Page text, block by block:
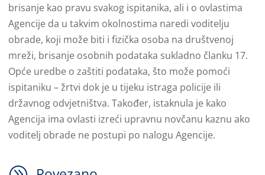
brisanje kao pravu svakog ispitanika, ali i o ovlastima
Agencije da u takvim okolnostima naredi voditelju
obrade, koji može biti i fizička osoba na društvenoj
mreži, brisanje osobnih podataka sukladno članku 17.
Opće uredbe o zaštiti podataka, što može pomoći
ispitaniku – žrtvi dok je u tijeku istraga policije ili
državnog odvjetništva. Također, istaknula je kako
Agencija ima ovlasti izreći upravnu novčanu kaznu ako
voditelj obrade ne postupi po nalogu Agencije.